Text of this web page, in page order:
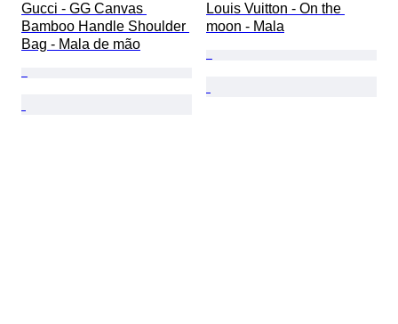
Gucci - GG Canvas
Bamboo Handle Shoulder
Bag - Mala de mão
Louis Vuitton - On the
moon - Mala